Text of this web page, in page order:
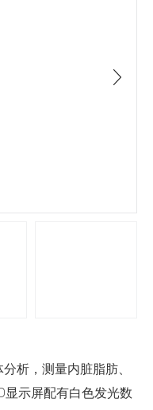
析，测量内脏脂肪、
显示屏配有白色发光数